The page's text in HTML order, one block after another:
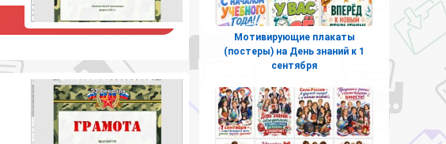
Мотивирующие плакаты
(постеры) на День знаний к 1
сентября